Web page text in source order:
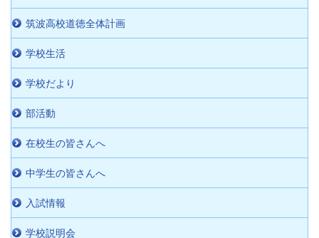
筑波高校道徳全体計画
学校生活
学校だより
部活動
在校生の皆さんへ
中学生の皆さんへ
入試情報
学校説明会